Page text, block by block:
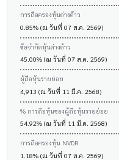
การถือครองหุ้นต่างด้าว
0.85% (ณ วันที่ 07 ส.ค. 2569)
ข้อจำกัดหุ้นต่างด้าว
45.00% (ณ วันที่ 07 ส.ค. 2569)
ผู้ถือหุ้นรายย่อย
4,913 (ณ วันที่ 11 มี.ค. 2568)
% การถือหุ้นของผู้ถือหุ้นรายย่อย
54.92% (ณ วันที่ 11 มี.ค. 2568)
การถือครองหุ้น NVDR
1.18% (ณ วันที่ 07 ส.ค. 2569)